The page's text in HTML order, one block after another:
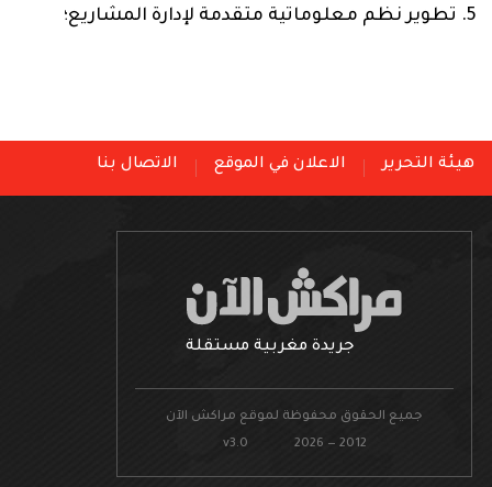
5. تطوير نظم معلوماتية متقدمة لإدارة المشاريع؛
هيئة التحرير الاعلان في الموقع الاتصال بنا
جريدة مغربية مستقلة
جميع الحقوق محفوظة لموقع مراكش الآن
v3.0 2026 — 2012